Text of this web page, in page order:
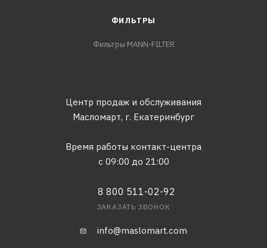
ФИЛЬТРЫ
Фильтры MANN-FILTER
Центр продаж и обслуживания
Масломарт, г. Екатеринбург
Время работы контакт-центра
с 09:00 до 21:00
8 800 511-02-92
ЗАКАЗАТЬ ЗВОНОК
info@maslomart.com